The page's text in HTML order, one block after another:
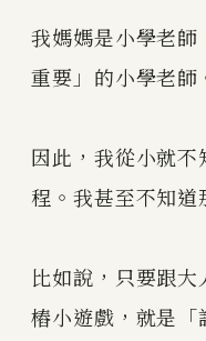
我媽媽是小學老
重要」的小學老師
因此，我從小就
程。我甚至不知道
比如說，只要跟
樁小遊戲，就是